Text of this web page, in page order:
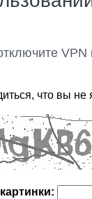
что вы не